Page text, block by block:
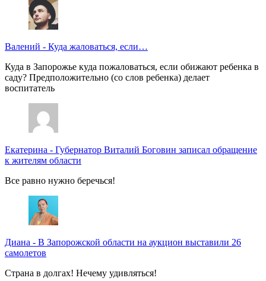
Валений - Куда жаловаться, если…
Куда в Запорожье куда пожаловаться, если обижают ребенка в
саду? Предположительно (со слов ребенка) делает
воспитатель
Екатерина - Губернатор Виталий Боговин записал обращение
к жителям области
Все равно нужно беречься!
Диана - В Запорожской области на аукцион выставили 26
самолетов
Страна в долгах! Нечему удивляться!